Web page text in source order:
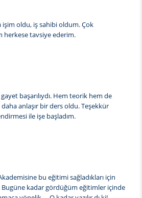
oldu, iş sahibi oldum. Çok
tavsiye ederim.
başarılıydı. Hem teorik hem de
daha anlaşır bir ders oldu. Teşekkür
ile işe başladım.
bu eğitimi sağladıkları için
kadar gördüğüm eğitimler içinde